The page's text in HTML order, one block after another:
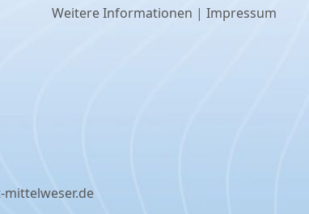
Weitere Informationen | Impressum